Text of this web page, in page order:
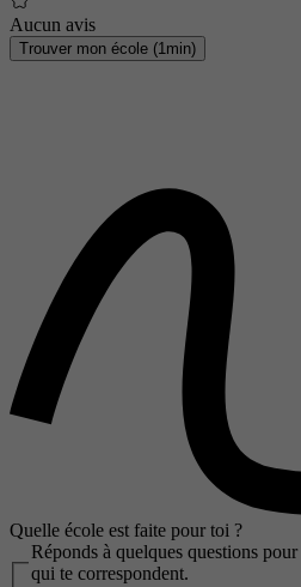
Aucun avis
Trouver mon école (1min)
Quelle école est faite pour toi ?
Réponds à quelques questions
qui te correspondent.